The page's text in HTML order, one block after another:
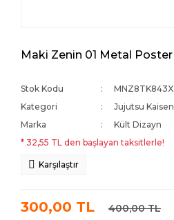
Maki Zenin 01 Metal Poster
Stok Kodu
MNZ8TK843X
Kategori
Jujutsu Kaisen
Marka
Kült Dizayn
* 32,55 TL den başlayan taksitlerle!
Karşılaştır
300,00 TL 400,00 TL